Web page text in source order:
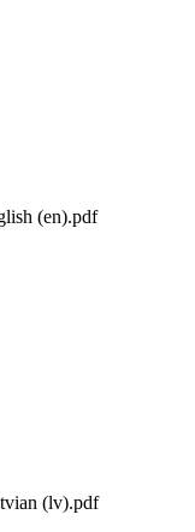
(en).pdf
(lv).pdf